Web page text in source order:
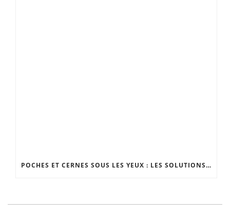
POCHES ET CERNES SOUS LES YEUX : LES SOLUTIONS EFFICACES